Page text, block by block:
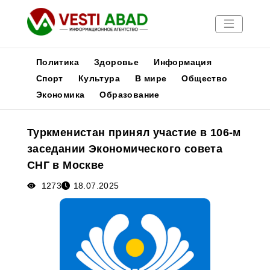
Новости
Медиа
Афиша
Политика Здоровье
Информация
Спорт
Культура В мире
Общество
Экономика
Образование
Туркменистан принял участие в 106-м
заседании Экономического совета
СНГ в Москве
1273 18.07.2025